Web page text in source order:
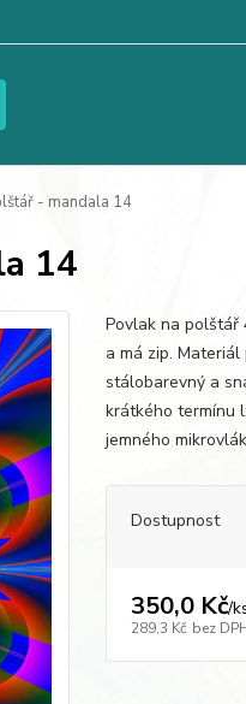
- mandala 14
14
Povlak na polštář
a má zip. Materiál
stálobarevný a
krátkého termínu
jemného
Dostupnost
350,0 Kč/
289,3 Kč bez